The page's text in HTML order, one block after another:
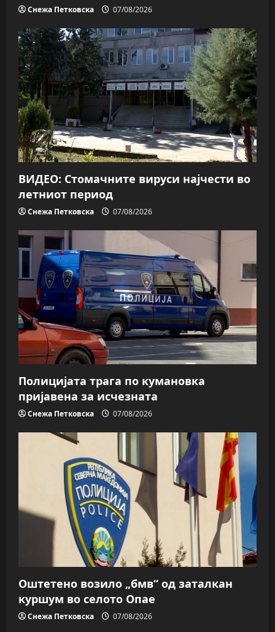
Снежа Петковска 07/08/2026
ВИДЕО: Стомачните вируси најчести во
летниот период
Снежа Петковска 07/08/2026
Полицијата трага пo кумановка
пријавена за исчезната
Снежа Петковска 07/08/2026
Оштетено возило „бмв“ од заталкан
куршум во селото Опае
Снежа Петковска 07/08/2026